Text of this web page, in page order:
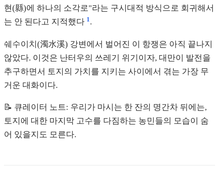
현(縣)에 하나의 소각로"라는 구시대적 방식으로 회귀해서
는 안 된다고 지적했다 1 .
쉐수이치(濁水溪) 강변에서 벌어진 이 항쟁은 아직 끝나지
않았다. 이것은 난터우의 쓰레기 위기이자, 대만이 발전을
추구하면서 토지의 가치를 지키는 사이에서 겪는 가장 무
거운 대화이다.
📝 큐레이터 노트: 우리가 마시는 한 잔의 명간차 뒤에는,
토지에 대한 마지막 고수를 다짐하는 농민들의 모습이 숨
어 있을지도 모른다.